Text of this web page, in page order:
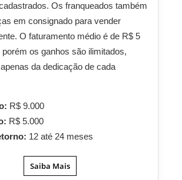
Os franqueados também
em consignado para vender
O faturamento médio é de R$ 5
os ganhos são ilimitados,
da dedicação de cada
R$ 9.000
R$ 5.000
12 até 24 meses
Saiba Mais